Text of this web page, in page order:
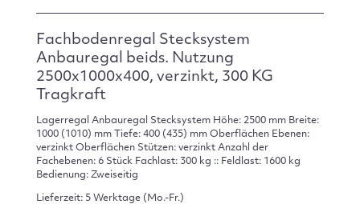
Fachbodenregal Stecksystem
Anbauregal beids. Nutzung
2500x1000x400, verzinkt, 300 KG
Tragkraft
Lagerregal Anbauregal Stecksystem Höhe: 2500 mm Breite:
1000 (1010) mm Tiefe: 400 (435) mm Oberflächen Ebenen:
verzinkt Oberflächen Stützen: verzinkt Anzahl der
Fachebenen: 6 Stück Fachlast: 300 kg :: Feldlast: 1600 kg
Bedienung: Zweiseitig
Lieferzeit: 5 Werktage (Mo.-Fr.)